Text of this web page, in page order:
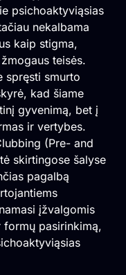
psichoaktyviąsias
nekalbama
kaip stigma,
teisės.
spręsti smurto
kad šiame
gyvenimą, bet į
ir vertybes.
(Pre- and
skirtingose šalyse
pagalbą
įžvalgomis
formų pasirinkimą,